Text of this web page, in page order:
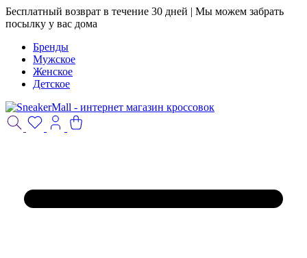
Бесплатный возврат в течение 30 дней | Мы можем забрать
посылку у вас дома
Бренды
Мужское
Женское
Детское